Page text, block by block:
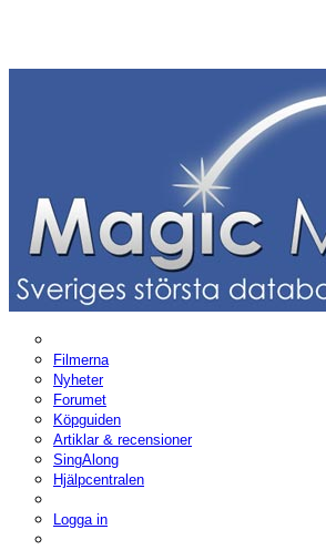
Filmerna
Nyheter
Forumet
Köpguiden
Artiklar & recensioner
SingAlong
Hjälpcentralen
Logga in